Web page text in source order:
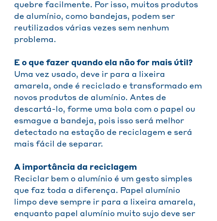
quebre facilmente. Por isso, muitos produtos
de alumínio, como bandejas, podem ser
reutilizados várias vezes sem nenhum
problema.
E o que fazer quando ela não for mais útil?
Uma vez usado, deve ir para a lixeira
amarela, onde é reciclado e transformado em
novos produtos de alumínio. Antes de
descartá-lo, forme uma bola com o papel ou
esmague a bandeja, pois isso será melhor
detectado na estação de reciclagem e será
mais fácil de separar.
A importância da reciclagem
Reciclar bem o alumínio é um gesto simples
que faz toda a diferença. Papel alumínio
limpo deve sempre ir para a lixeira amarela,
enquanto papel alumínio muito sujo deve ser